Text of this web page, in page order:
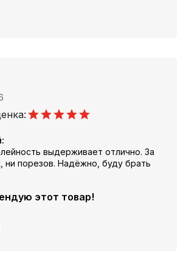
выдерживает отлично. За
ни порезов. Надёжно, буду брать
этот товар!